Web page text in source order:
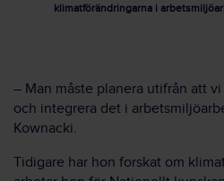
klimatförändringarna i
– Man måste planera utifrån att
och integrera det i
Kownacki.
Tidigare har hon forskat om